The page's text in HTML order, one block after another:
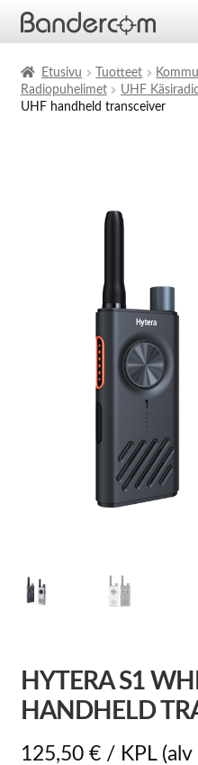
Tuotteet
Ajankohtaista
Etusivu Tuotteet
Radiopuhelimet
UHF
UHF handheld transceiver
HYTERA S1
HANDHELD
125,50 €/ KPL (alv